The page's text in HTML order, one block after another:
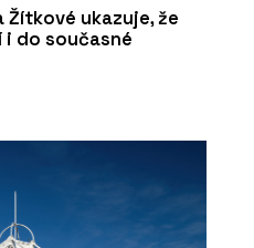
ukazuje, že
do současné